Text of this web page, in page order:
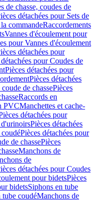
de chasse, coudes de
détachées pour Sets de
commandeRaccordements
Vannes d'écoulement pour
pour Vannes d'écoulement
détachées pour
pour Coudes de
Pièces détachées pour
Pièces détachées
de chassePièces
Raccords en
PVCManchettes et cache-
détachées pour
Pièces détachées
Pièces détachées pour
de chassePièces
Manchons de
de
détachées pour Coudes
pour bidetsPièces
bidetsSiphons en tube
tube coudéManchons de